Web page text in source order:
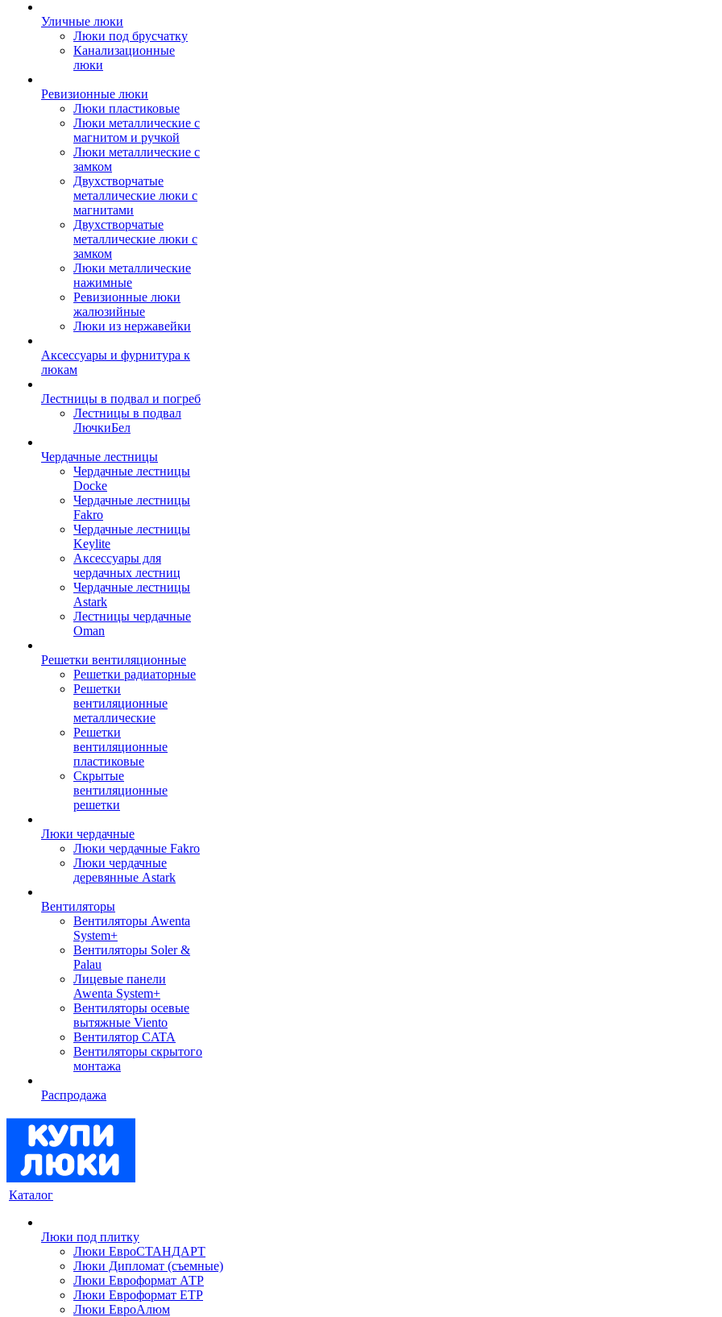
Уличные люки
Люки под брусчатку
Канализационные
люки
Ревизионные люки
Люки пластиковые
Люки металлические с
магнитом и ручкой
Люки металлические с
замком
Двухстворчатые
металлические люки с
магнитами
Двухстворчатые
металлические люки с
замком
Люки металлические
нажимные
Ревизионные люки
жалюзийные
Люки из нержавейки
Аксессуары и фурнитура к
люкам
Лестницы в подвал и погреб
Лестницы в подвал
ЛючкиБел
Чердачные лестницы
Чердачные лестницы
Docke
Чердачные лестницы
Fakro
Чердачные лестницы
Keylite
Аксессуары для
чердачных лестниц
Чердачные лестницы
Astark
Лестницы чердачные
Oman
Решетки вентиляционные
Решетки радиаторные
Решетки
вентиляционные
металлические
Решетки
вентиляционные
пластиковые
Скрытые
вентиляционные
решетки
Люки чердачные
Люки чердачные Fakro
Люки чердачные
деревянные Astark
Вентиляторы
Вентиляторы Awenta
System+
Вентиляторы Soler &
Palau
Лицевые панели
Awenta System+
Вентиляторы осевые
вытяжные Viento
Вентилятор CATA
Вентиляторы скрытого
монтажа
Распродажа
Каталог
Люки под плитку
Люки ЕвроСТАНДАРТ
Люки Дипломат (съемные)
Люки Евроформат АТР
Люки Евроформат ЕТР
Люки ЕвроАлюм